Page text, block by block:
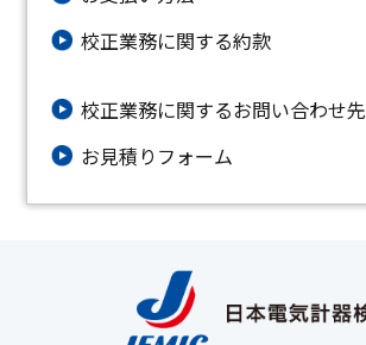
校正業務に関する約款
校正業務に関するお問い合わせ先
お⾒積りフォーム